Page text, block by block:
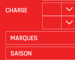
CHARGE
MARQUES
SAISON